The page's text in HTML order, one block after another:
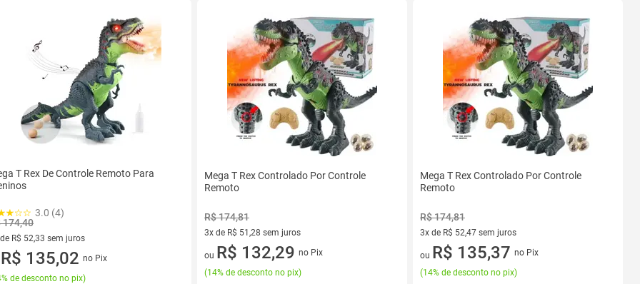
T Rex De Controle Remoto Para
3.0 (4)
174,40
R$ 52,33 sem juros
de R$ 52,33 sem juros
R$ 135,02 no Pix
de desconto no pix)
Mega T Rex Controlado Por Controle
Remoto
R$ 174,81
3x de R$ 51,28 sem juros
3 vez de R$ 51,28 sem juros
ou R$ 132,29 no Pix
(14% de desconto no pix)
Mega T Rex Controlado Por Controle
Remoto
R$ 174,81
3x de R$ 52,47 sem juros
3 vez de R$ 52,47 sem juros
ou R$ 135,37 no Pix
(14% de desconto no pix)